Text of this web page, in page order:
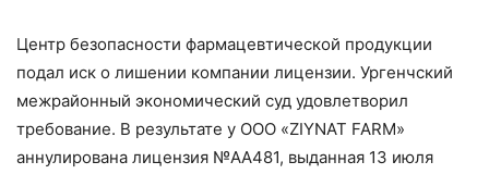
Центр безопасности фармацевтической продукции
подал иск о лишении компании лицензии. Ургенчский
межрайонный экономический суд удовлетворил
требование. В результате у ООО «ZIYNAT FARM»
аннулирована лицензия №АА481, выданная 13 июля